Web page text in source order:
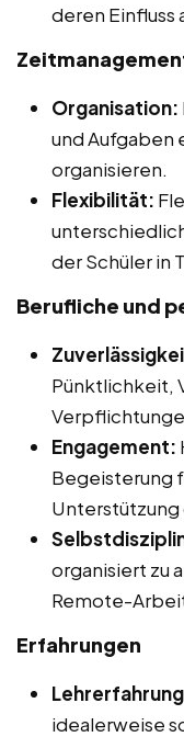
deren Einfluss
Organisation:
und Aufgaben
organisieren.
Flexibilität:
der Schüler in
Berufliche und
Pünktlichkeit,
Engagement:
Begeisterung
Unterstützung
organisiert zu
Remote-
Erfahrungen
idealerweise